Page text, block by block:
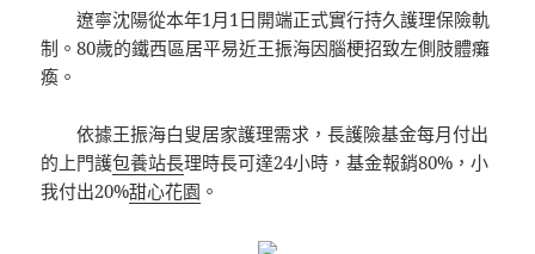
遼寧沈陽從本年1月1日開端正式實行持久護理保險軌
制。80歲的鐵西區居平易近王振海因腦梗招致左側肢體癱
瘓。
依據王振海白叟居家護理需求，長護險基金每月付出
的上門護包養站長理時長可達24小時，基金報銷80%，小
我付出20%甜心花園 。